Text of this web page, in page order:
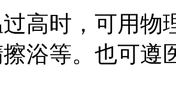
时，可用物
浴等。也可遵